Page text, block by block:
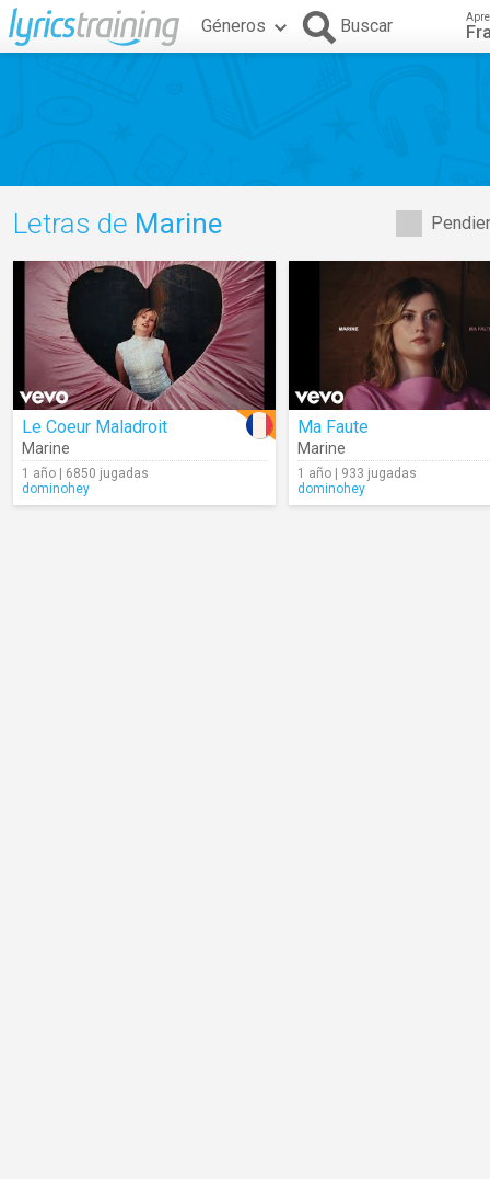
Géneros Buscar
Letras de Marine
Le Coeur Maladroit
Marine
1 año | 6850 jugadas
dominohey
Ma Faute
Marine
1 año | 933 jugadas
dominohey